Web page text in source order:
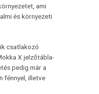
ami
és környezeti
csatlakozó
X jelzőtábla-
pedig már a
fénnyel, illetve